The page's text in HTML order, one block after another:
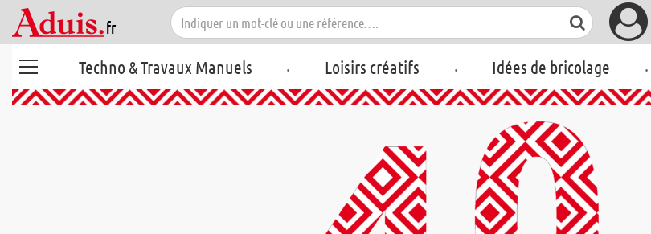
Techno & Travaux Manuels . Loisirs créatifs . Idées de bricolage .